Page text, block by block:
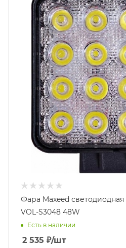
Фара Maxeed
VOL-S3048 48W
Есть в наличии
2 535 ₽/шт